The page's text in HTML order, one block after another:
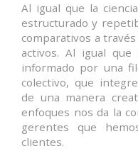
Al igual que la
estructurado y
comparativos a
activos. Al igual
informado por una
colectivo, que
de una manera
enfoques nos da la
gerentes que
clientes.